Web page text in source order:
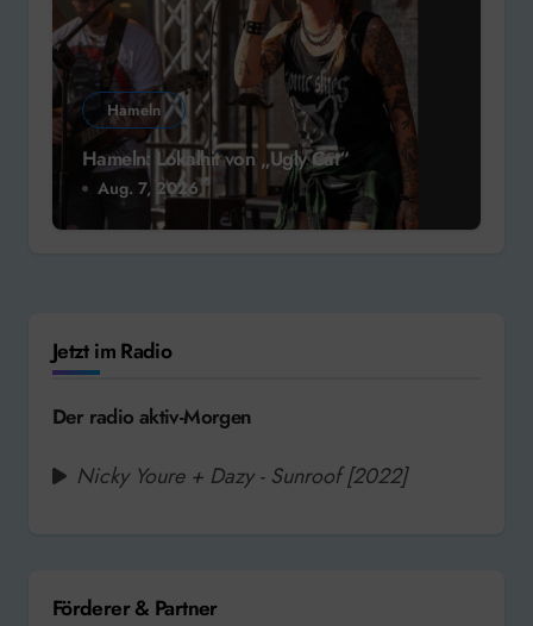
Hameln
Hameln: Lokalhit von „Ugly Cat“
Aug. 7, 2026
Jetzt im Radio
Der radio aktiv-Morgen
Nicky Youre + Dazy - Sunroof [2022]
Förderer & Partner